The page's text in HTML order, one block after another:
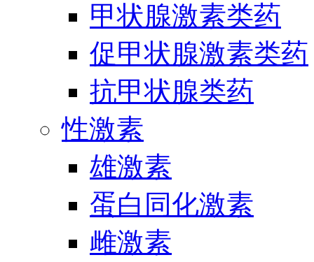
甲状腺激素类药
促甲状腺激素类药
抗甲状腺类药
性激素
雄激素
蛋白同化激素
雌激素